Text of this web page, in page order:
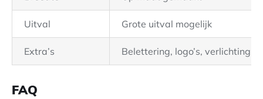
Uitval Grote uitval mogelijk
Extra’s Belettering, logo’s, verlichting
FAQ